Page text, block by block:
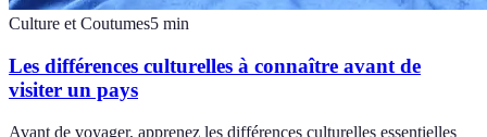
Culture et Coutumes5 min
Les différences culturelles à connaître avant de
visiter un pays
Avant de voyager, apprenez les différences culturelles essentielles